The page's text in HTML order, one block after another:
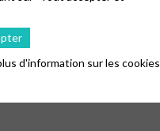
la Création
Réformé de
un synode
). Le lien entre
d'information sur les cookies